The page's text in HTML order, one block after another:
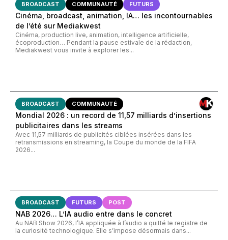
BROADCAST COMMUNAUTÉ FUTURS
Cinéma, broadcast, animation, IA… les incontournables
de l’été sur Mediakwest
Cinéma, production live, animation, intelligence artificielle,
écoproduction… Pendant la pause estivale de la rédaction,
Mediakwest vous invite à explorer les...
BROADCAST COMMUNAUTÉ
Mondial 2026 : un record de 11,57 milliards d’insertions
publicitaires dans les streams
Avec 11,57 milliards de publicités ciblées insérées dans les
retransmissions en streaming, la Coupe du monde de la FIFA
2026...
BROADCAST FUTURS POST
NAB 2026… L’IA audio entre dans le concret
Au NAB Show 2026, l’IA appliquée à l’audio a quitté le registre de
la curiosité technologique. Elle s’impose désormais dans...